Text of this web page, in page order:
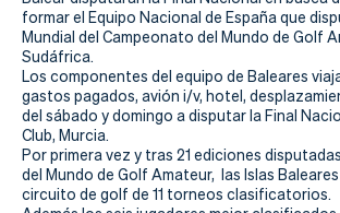
Jugar
Aprender
Actualidad
Tienda
formar el Equipo Nacional de España que
Mundial del Campeonato del Mundo de Golf
Sudáfrica.
Los componentes del equipo de Baleares
gastos pagados, avión i/v, hotel,
del sábado y domingo a disputar la Final
Club, Murcia.
Por primera vez y tras 21 ediciones
del Mundo de Golf Amateur, las Islas
circuito de golf de 11 torneos clasificatorios.